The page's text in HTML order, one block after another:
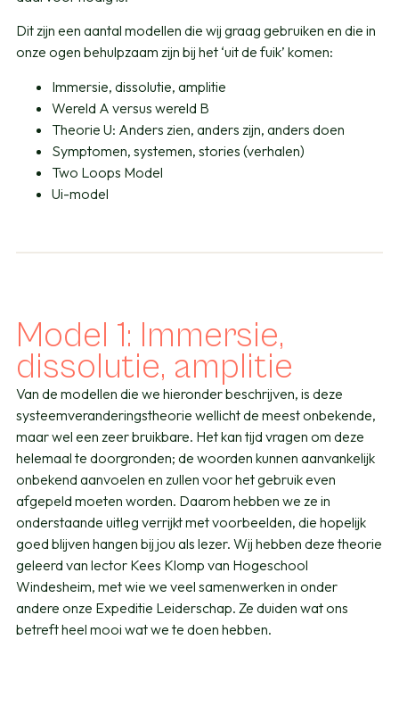
Dit zijn een aantal modellen die wij graag gebruiken en die in
onze ogen behulpzaam zijn bij het ‘uit de fuik’ komen:
Immersie, dissolutie, amplitie
Wereld A versus wereld B
Theorie U: Anders zien, anders zijn, anders doen
Symptomen, systemen, stories (verhalen)
Two Loops Model
Ui-model
Model 1: Immersie,
dissolutie, amplitie
Van de modellen die we hieronder beschrijven, is deze
systeemveranderingstheorie wellicht de meest onbekende,
maar wel een zeer bruikbare. Het kan tijd vragen om deze
helemaal te doorgronden; de woorden kunnen aanvankelijk
onbekend aanvoelen en zullen voor het gebruik even
afgepeld moeten worden. Daarom hebben we ze in
onderstaande uitleg verrijkt met voorbeelden, die hopelijk
goed blijven hangen bij jou als lezer. Wij hebben deze theorie
geleerd van lector Kees Klomp van Hogeschool
Windesheim, met wie we veel samenwerken in onder
andere onze Expeditie Leiderschap. Ze duiden wat ons
betreft heel mooi wat we te doen hebben.